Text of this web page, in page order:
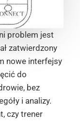
problem jest
zatwierdzony
nowe interfejsy
do
bez
i analizy.
czy trener